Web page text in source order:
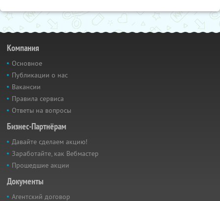
Компания
Основное
Публикации о нас
Вакансии
Правила сервиса
Ответы на вопросы
Бизнес-Партнёрам
Давайте сделаем акцию!
Заработайте, как Вебмастер
Прошедшие акции
Документы
Агентский договор